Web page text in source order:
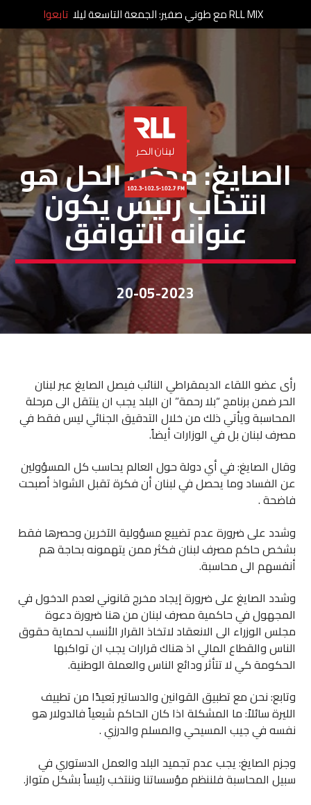
خاص لبنان الحر
الصايغ: مدخل الحل هو
انتخاب رئيس يكون
عنوانه التوافق
20-05-2023
رأى عضو اللقاء الديمقراطي النائب فيصل الصايغ عبر لبنان
الحر ضمن برنامج “بلا رحمة” ان البلد يجب ان ينتقل الى مرحلة
المحاسبة ويأتي ذلك من خلال التدقيق الجنائي ليس فقط في
مصرف لبنان بل في الوزارات أيضاً.
وقال الصايغ: في أي دولة حول العالم يحاسب كل المسؤولين
عن الفساد وما يحصل في لبنان أن فكرة تقبل الشواذ أصبحت
فاضحة .
وشدد على ضرورة عدم تضييع مسؤولية الآخرين وحصرها فقط
بشخص حاكم مصرف لبنان فكثر ممن يتهمونه بحاجة هم
أنفسهم الى محاسبة.
وشدد الصايغ على ضرورة إيجاد مخرج قانوني لعدم الدخول في
المجهول في حاكمية مصرف لبنان من هنا ضرورة دعوة
مجلس الوزراء الى الانعقاد لاتخاذ القرار الأنسب لحماية حقوق
الناس والقطاع المالي اذ هناك قرارات يجب ان تواكبها
الحكومة كي لا تتأثر ودائع الناس والعملة الوطنية.
وتابع: نحن مع تطبيق القوانين والدساتير بَعيدًا من تطييف
الليرة سائلاً: ما المشكلة اذا كان الحاكم شيعياً فالدولار هو
نفسه في جيب المسيحي والمسلم والدرزي .
وجزم الصايغ: يجب عدم تجميد البلد والعمل الدستوري في
سبيل المحاسبة فلننظم مؤسساتنا وننتخب رئيساً بشكل متواز.
RLL MIX مع طوني صفير: الجمعة التاسعة ليلا تابعوا